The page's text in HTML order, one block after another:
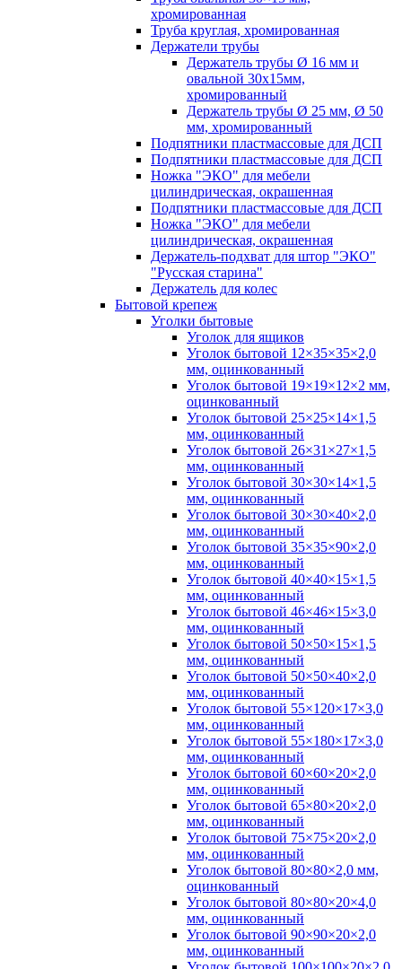
хромированная
Труба круглая, хромированная
Держатели трубы
Держатель трубы Ø 16 мм и
овальной 30х15мм,
хромированный
Держатель трубы Ø 25 мм, Ø 50
мм, хромированный
Подпятники пластмассовые для ДСП
Подпятники пластмассовые для ДСП
Ножка "ЭКО" для мебели
цилиндрическая, окрашенная
Подпятники пластмассовые для ДСП
Ножка "ЭКО" для мебели
цилиндрическая, окрашенная
Держатель-подхват для штор "ЭКО"
"Русская старина"
Держатель для колес
Бытовой крепеж
Уголки бытовые
Уголок для ящиков
Уголок бытовой 12×35×35×2,0
мм, оцинкованный
Уголок бытовой 19×19×12×2 мм,
оцинкованный
Уголок бытовой 25×25×14×1,5
мм, оцинкованный
Уголок бытовой 26×31×27×1,5
мм, оцинкованный
Уголок бытовой 30×30×14×1,5
мм, оцинкованный
Уголок бытовой 30×30×40×2,0
мм, оцинкованный
Уголок бытовой 35×35×90×2,0
мм, оцинкованный
Уголок бытовой 40×40×15×1,5
мм, оцинкованный
Уголок бытовой 46×46×15×3,0
мм, оцинкованный
Уголок бытовой 50×50×15×1,5
мм, оцинкованный
Уголок бытовой 50×50×40×2,0
мм, оцинкованный
Уголок бытовой 55×120×17×3,0
мм, оцинкованный
Уголок бытовой 55×180×17×3,0
мм, оцинкованный
Уголок бытовой 60×60×20×2,0
мм, оцинкованный
Уголок бытовой 65×80×20×2,0
мм, оцинкованный
Уголок бытовой 75×75×20×2,0
мм, оцинкованный
Уголок бытовой 80×80×2,0 мм,
оцинкованный
Уголок бытовой 80×80×20×4,0
мм, оцинкованный
Уголок бытовой 90×90×20×2,0
мм, оцинкованный